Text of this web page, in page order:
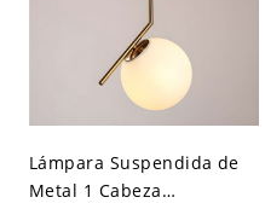
Lámpara Suspendida de
Metal 1 Cabeza